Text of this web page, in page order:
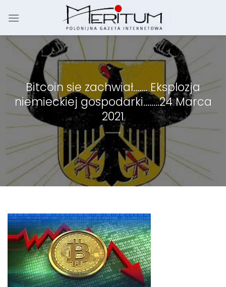
Bitcoin sie zachwiał……. Eksplozja
niemieckiej gospodarki……..24 Marca
2021